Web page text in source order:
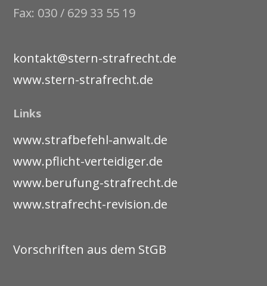
Fax: 030 / 629 33 55 19
kontakt@stern-strafrecht.de
www.stern-strafrecht.de
Links
www.strafbefehl-anwalt.de
www.pflicht-verteidiger.de
www.berufung-strafrecht.de
www.strafrecht-revision.de
Vorschriften aus dem StGB